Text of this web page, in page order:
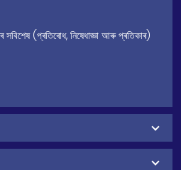
সবিশেষ (প্ৰতিৰোধ, নিষেধাজ্ঞা আৰু প্ৰতিকাৰ)